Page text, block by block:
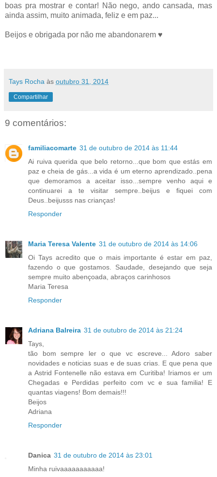
boas pra mostrar e contar! Não nego, ando cansada, mas
ainda assim, muito animada, feliz e em paz...
Beijos e obrigada por não me abandonarem ♥
Tays Rocha às outubro 31, 2014
Compartilhar
9 comentários:
familiacomarte 31 de outubro de 2014 às 11:44
Ai ruiva querida que belo retorno...que bom que estás em
paz e cheia de gás...a vida é um eterno aprendizado..pena
que demoramos a aceitar isso...sempre venho aqui e
continuarei a te visitar sempre..beijus e fiquei com
Deus..beijusss nas crianças!
Responder
Maria Teresa Valente 31 de outubro de 2014 às 14:06
Oi Tays acredito que o mais importante é estar em paz,
fazendo o que gostamos. Saudade, desejando que seja
sempre muito abençoada, abraços carinhosos
Maria Teresa
Responder
Adriana Balreira 31 de outubro de 2014 às 21:24
Tays,
tão bom sempre ler o que vc escreve... Adoro saber
novidades e noticias suas e de suas crias. E que pena que
a Astrid Fontenelle não estava em Curitiba! Iriamos er um
Chegadas e Perdidas perfeito com vc e sua familia! E
quantas viagens! Bom demais!!!
Beijos
Adriana
Responder
Danica 31 de outubro de 2014 às 23:01
Minha ruivaaaaaaaaaaa!